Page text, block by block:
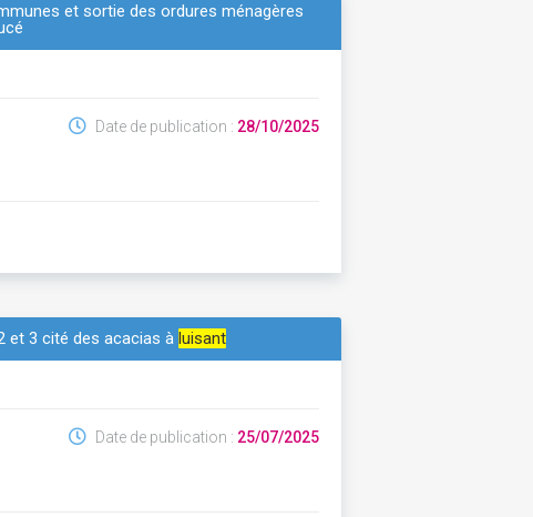
et sortie des ordures ménagères
Date de publication : 28/10/2025
et 3 cité des acacias àluisant
Date de publication : 25/07/2025